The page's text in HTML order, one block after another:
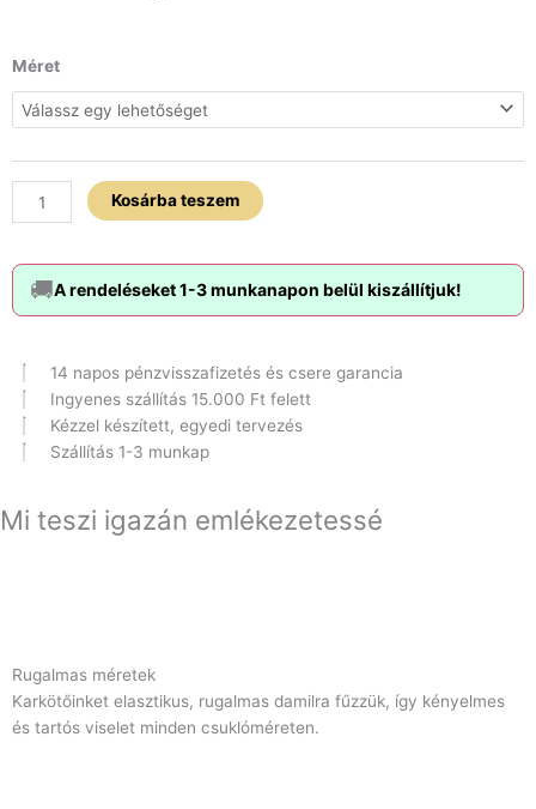
Méret
Gyöngyház
arany
akril
karkötő
mennyiség
Kosárba teszem
🚚A rendeléseket 1-3 munkanapon belül kiszállítjuk!
14 napos pénzvisszafizetés és csere garancia
Ingyenes szállítás 15.000 Ft felett
Kézzel készített, egyedi tervezés
Szállítás 1-3 munkap
Mi teszi igazán emlékezetessé
Rugalmas méretek
Karkötőinket elasztikus, rugalmas damilra fűzzük, így kényelmes
és tartós viselet minden csuklóméreten.